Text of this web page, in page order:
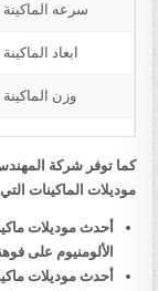
سرعه الماكينة
ابعاد الماكينة
وزن الماكينة
كما توفر شركة
موديلات الماكينات
أحدث موديلات
الألومنيوم على
أحدث موديلات